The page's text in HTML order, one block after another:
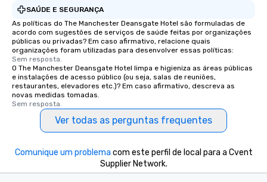
SAÚDE E SEGURANÇA
As políticas do The Manchester Deansgate Hotel são formuladas de
acordo com sugestões de serviços de saúde feitas por organizações
públicas ou privadas? Em caso afirmativo, relacione quais
organizações foram utilizadas para desenvolver essas políticas:
Sem resposta.
O The Manchester Deansgate Hotel limpa e higieniza as áreas públicas
e instalações de acesso público (ou seja, salas de reuniões,
restaurantes, elevadores etc.)? Em caso afirmativo, descreva as
novas medidas tomadas.
Sem resposta.
Ver todas as perguntas frequentes
Comunique um problema com este perfil de local para a Cvent
Supplier Network.